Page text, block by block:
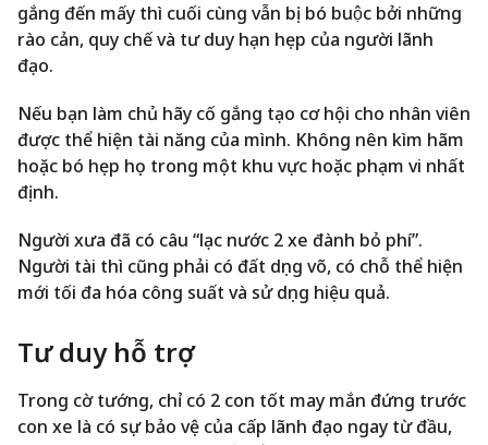
gắng đến mấy thì cuối cùng vẫn bị bó buộc bởi những
rào cản, quy chế và tư duy hạn hẹp của người lãnh
đạo.
Nếu bạn làm chủ hãy cố gắng tạo cơ hội cho nhân viên
được thể hiện tài năng của mình. Không nên kìm hãm
hoặc bó hẹp họ trong một khu vực hoặc phạm vi nhất
định.
Người xưa đã có câu “lạc nước 2 xe đành bỏ phí”.
Người tài thì cũng phải có đất dụng võ, có chỗ thể hiện
mới tối đa hóa công suất và sử dụng hiệu quả.
Tư duy hỗ trợ
Trong cờ tướng, chỉ có 2 con tốt may mắn đứng trước
con xe là có sự bảo vệ của cấp lãnh đạo ngay từ đầu,